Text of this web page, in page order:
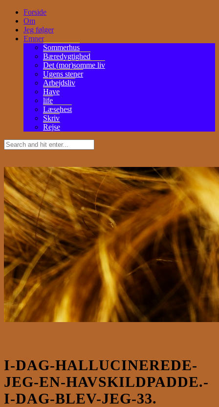
Forside
Om
Jeg følger
Emner
Sommerhus
Bæredygtighed
Det (mor)somme liv
Ugens stener
Arbejdsliv
Have
life
Læsehest
Skriv
Rejse
I-DAG-HALLUCINEREDE-
JEG-EN-HAVSKILDPADDE.-
I-DAG-BLEV-JEG-33.